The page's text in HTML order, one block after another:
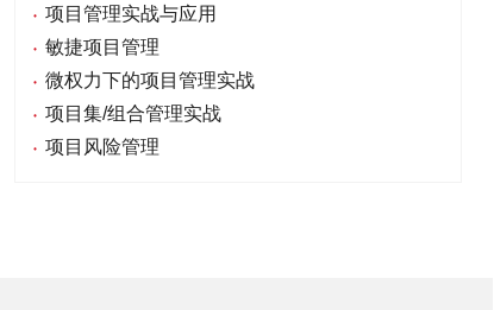
项目管理实战与应用
敏捷项目管理
微权力下的项目管理实战
项目集/组合管理实战
项目风险管理